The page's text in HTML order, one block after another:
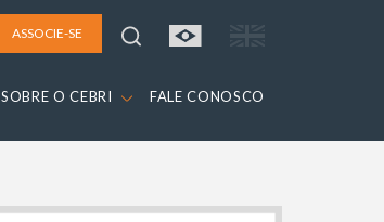
ASSOCIE-SE
SOBRE O CEBRI FALE CONOSCO